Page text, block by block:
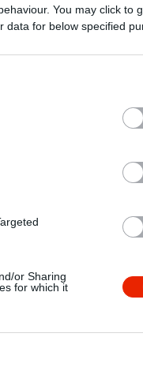
You may click to
data for below specified
or Sharing
for which it
család èvek óta